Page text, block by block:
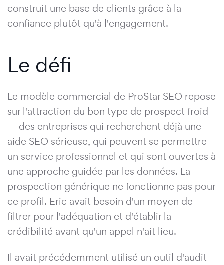
construit une base de clients grâce à la
confiance plutôt qu'à l'engagement.
Le défi
Le modèle commercial de ProStar SEO repose
sur l'attraction du bon type de prospect froid
— des entreprises qui recherchent déjà une
aide SEO sérieuse, qui peuvent se permettre
un service professionnel et qui sont ouvertes à
une approche guidée par les données. La
prospection générique ne fonctionne pas pour
ce profil. Eric avait besoin d'un moyen de
filtrer pour l'adéquation et d'établir la
crédibilité avant qu'un appel n'ait lieu.
Il avait précédemment utilisé un outil d'audit